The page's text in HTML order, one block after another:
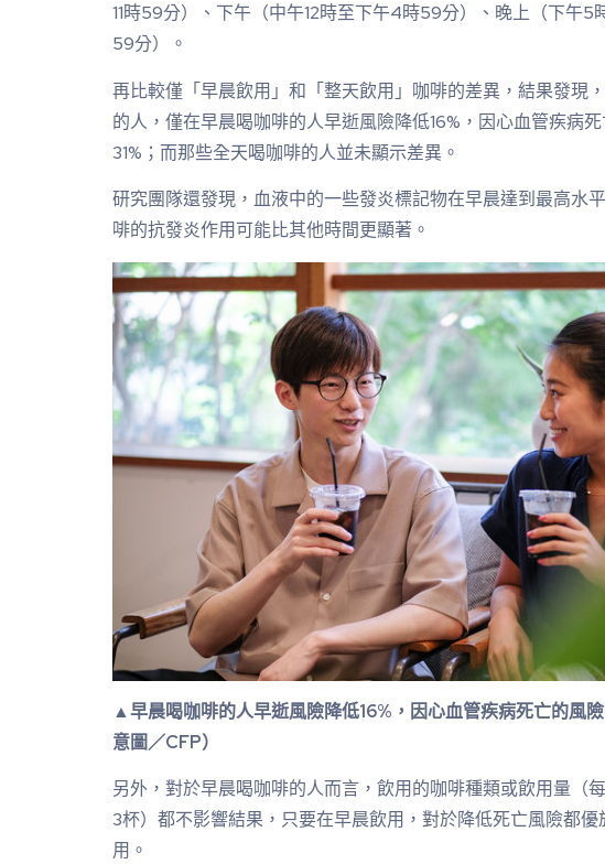
11時59分）、下午（中午12時至下午4時59分）、晚上（下午5
59分）。
再比較僅「早晨飲用」和「整天飲用」咖啡的差異，結果發現
的人，僅在早晨喝咖啡的人早逝風險降低16%，因心血管疾病
31%；而那些全天喝咖啡的人並未顯示差異。
研究團隊還發現，血液中的一些發炎標記物在早晨達到最高水
啡的抗發炎作用可能比其他時間更顯著。
▲早晨喝咖啡的人早逝風險降低16%，因心血管疾病死亡的風
意圖／CFP）
另外，對於早晨喝咖啡的人而言，飲用的咖啡種類或飲用量（
3杯）都不影響結果，只要在早晨飲用，對於降低死亡風險都優
用。